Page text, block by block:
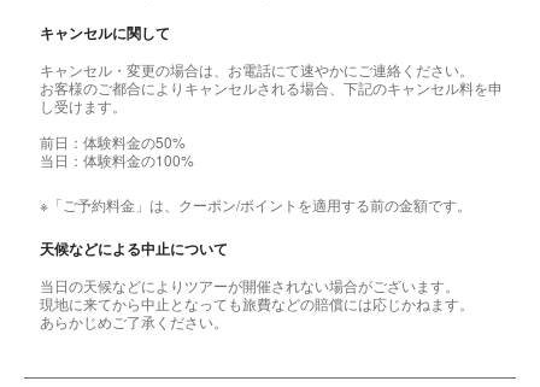
キャンセルに関して
キャンセル・変更の場合は、お電話にて速やかにご連絡ください。
お客様のご都合によりキャンセルされる場合、下記のキャンセル料を申
し受けます。
前日：体験料金の50%
当日：体験料金の100%
※「ご予約料金」は、クーポン/ポイントを適用する前の金額です。
天候などによる中止について
当日の天候などによりツアーが開催されない場合がございます。
現地に来てから中止となっても旅費などの賠償には応じかねます。
あらかじめご了承ください。